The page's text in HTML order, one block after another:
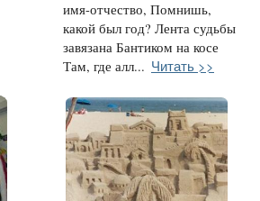
имя-отчество, Помнишь,
какой был год? Лента судьбы
завязана Бантиком на косе
Там, где алл... Читать >>